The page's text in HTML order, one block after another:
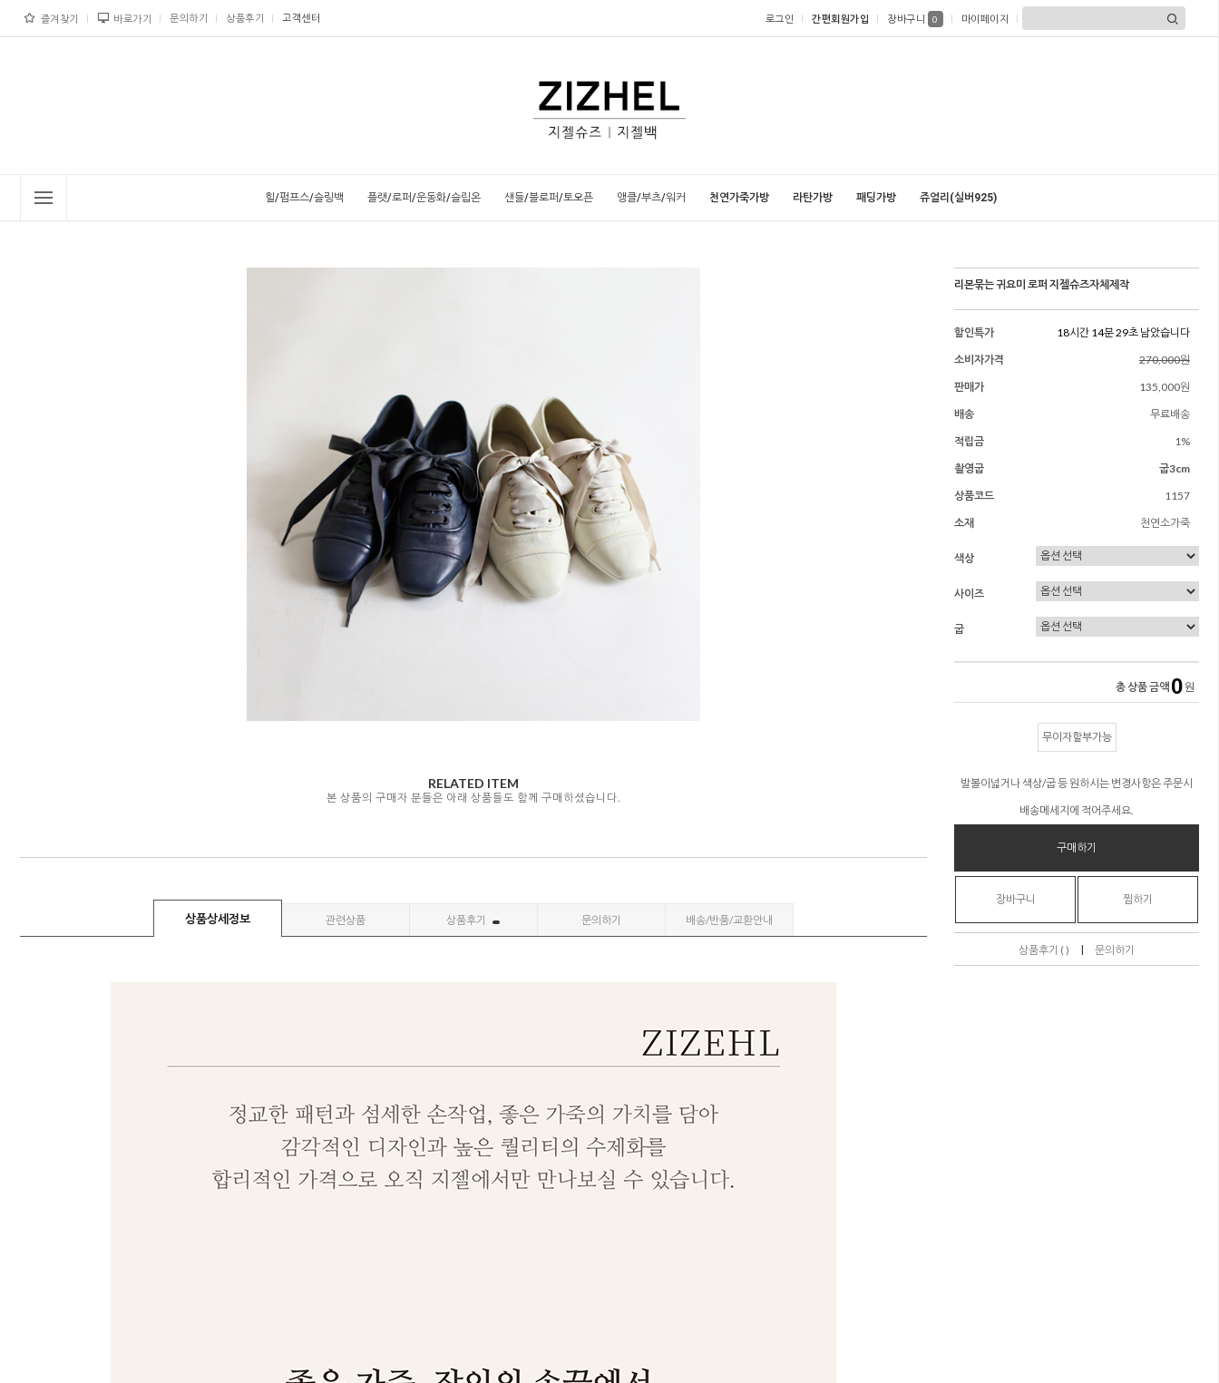
즐겨찾기 바로가기 문의하기 상품후기 고객센터 로그인 간편회원가입 장바구니 0 마이페이지
힐/펌프스/슬링백 플랫/로퍼/운동화/슬립온 샌들/블로퍼/토오픈 앵클/부츠/워커 천연가죽가방 라탄가방 패딩가방 쥬얼리(실버925)
RELATED ITEM
본 상품의 구매자 분들은 아래 상품들도 함께 구매하셨습니다.
상품상세정보 관련상품 상품후기 문의하기 배송/반품/교환안내
리본묶는 귀요미 로퍼 지젤슈즈자체제작
할인특가
18시간 14분 28초 남았습니다
소비자가격
270,000원
판매가
135,000원
배송
무료배송
적립금
1%
촬영굽
굽3cm
상품코드
1157
소재
천연소가죽
색상
사이즈
굽
총 상품 금액 0 원
무이자할부가능
발볼이넓거나 색상/굽 등 원하시는 변경사항은 주문시
배송메세지에 적어주세요.
구매하기
장바구니 찜하기
상품후기 ( ) | 문의하기